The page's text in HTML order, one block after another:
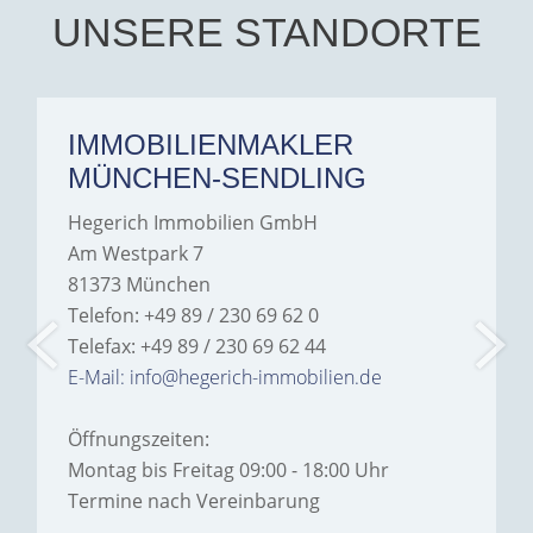
UNSERE STANDORTE
IMMOBILIENMAKLER
MÜNCHEN-SENDLING
Hegerich Immobilien GmbH
Am Westpark 7
81373 München
Telefon: +49 89 / 230 69 62 0
Telefax: +49 89 / 230 69 62 44
E-Mail: info@hegerich-immobilien.de
Öffnungszeiten:
Montag bis Freitag 09:00 - 18:00 Uhr
Termine nach Vereinbarung